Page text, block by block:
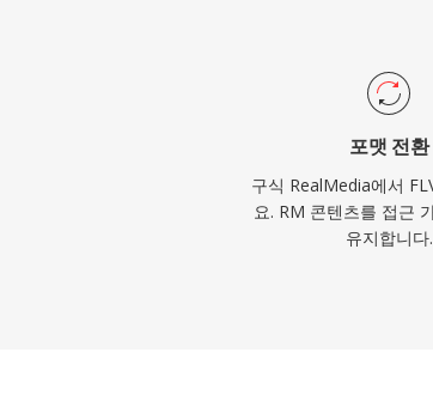
할 수 없는 틈새 경험에서 주
테인먼트, 교육, 커뮤니케이
비디오와 최신 코덱이 Flash
많은 아카이브와 레거시 시스
포맷 전환
구식 RealMedia에서
요. RM 콘텐츠를 접근
유지합니다.